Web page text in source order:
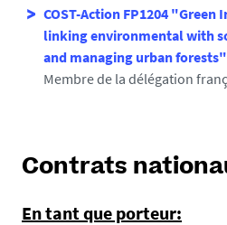
COST-Action FP1204
linking environmental with
and managing urban forests"
Membre de la délégation
Contrats
En tant que porteur: